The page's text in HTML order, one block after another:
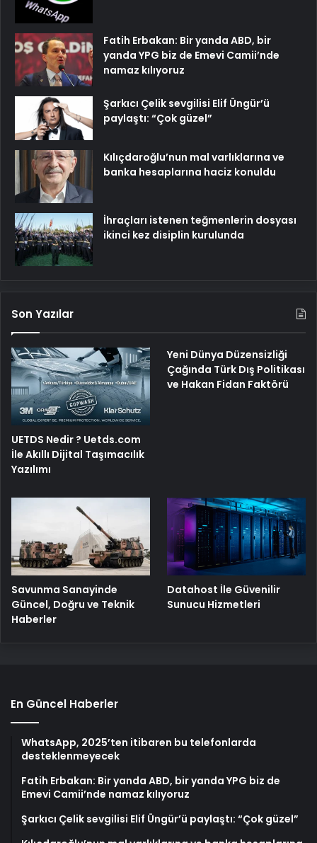
Fatih Erbakan: Bir yanda ABD, bir
yanda YPG biz de Emevi Camii’nde
namaz kılıyoruz
Şarkıcı Çelik sevgilisi Elif Üngür’ü
paylaştı: “Çok güzel”
Kılıçdaroğlu’nun mal varlıklarına ve
banka hesaplarına haciz konuldu
İhraçları istenen teğmenlerin dosyası
ikinci kez disiplin kurulunda
Son Yazılar
UETDS Nedir ? Uetds.com
İle Akıllı Dijital Taşımacılık
Yazılımı
Yeni Dünya Düzensizliği
Çağında Türk Dış Politikası
ve Hakan Fidan Faktörü
Savunma Sanayinde
Güncel, Doğru ve Teknik
Haberler
Datahost İle Güvenilir
Sunucu Hizmetleri
En Güncel Haberler
WhatsApp, 2025’ten itibaren bu telefonlarda
desteklenmeyecek
Fatih Erbakan: Bir yanda ABD, bir yanda YPG biz de
Emevi Camii’nde namaz kılıyoruz
Şarkıcı Çelik sevgilisi Elif Üngür’ü paylaştı: “Çok güzel”